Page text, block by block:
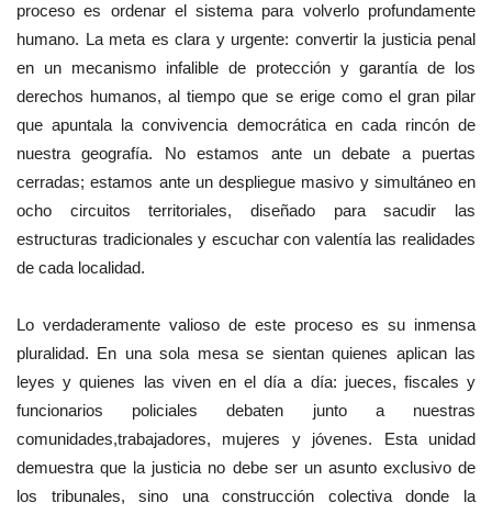
proceso es ordenar el sistema para volverlo profundamente
humano. La meta es clara y urgente: convertir la justicia penal
en un mecanismo infalible de protección y garantía de los
derechos humanos, al tiempo que se erige como el gran pilar
que apuntala la convivencia democrática en cada rincón de
nuestra geografía. No estamos ante un debate a puertas
cerradas; estamos ante un despliegue masivo y simultáneo en
ocho circuitos territoriales, diseñado para sacudir las
estructuras tradicionales y escuchar con valentía las realidades
de cada localidad.
Lo verdaderamente valioso de este proceso es su inmensa
pluralidad. En una sola mesa se sientan quienes aplican las
leyes y quienes las viven en el día a día: jueces, fiscales y
funcionarios policiales debaten junto a nuestras
comunidades,trabajadores, mujeres y jóvenes. Esta unidad
demuestra que la justicia no debe ser un asunto exclusivo de
los tribunales, sino una construcción colectiva donde la